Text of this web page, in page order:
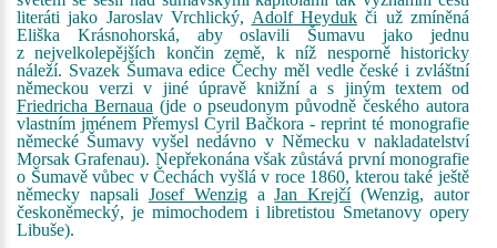
literáti jako Jaroslav Vrchlický, Adolf Heydukči už zmíněná
Eliška Krásnohorská, aby oslavili Šumavu jako jednu
z nejvelkolepějších končin země, k níž nesporně historicky
náleží. Svazek Šumava edice Čechy měl vedle české i zvláštní
německou verzi v jiné úpravě knižní a s jiným textem od
Friedricha Bernaua (jde o pseudonym původně českého autora
vlastním jménem Přemysl Cyril Bačkora - reprint té monografie
německé Šumavy vyšel nedávno v Německu v nakladatelství
Morsak Grafenau). Nepřekonána však zůstává první monografie
o Šumavě vůbec v Čechách vyšlá v roce 1860, kterou také ještě
německy napsali Josef WenzigaJan Krejčí(Wenzig, autor
českoněmecký, je mimochodem i libretistou Smetanovy opery
Libuše).